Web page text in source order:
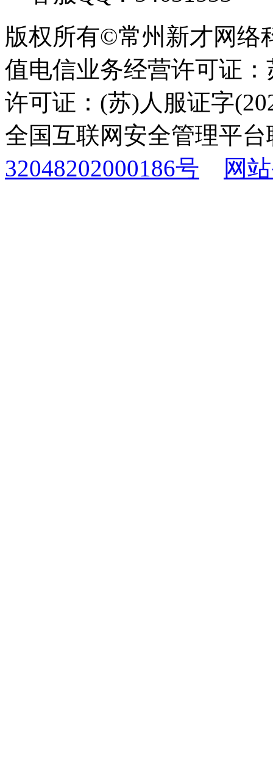
版权所有©常州新才网络
值电信业务经营许可证
许可证：(苏)人服证字
全国互联网安全管理平
32048202000186号
网